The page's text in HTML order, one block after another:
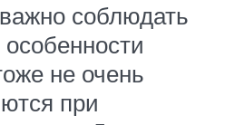
соблюдать
не очень
при